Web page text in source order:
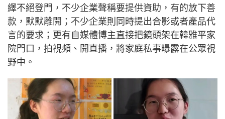
繹不絕登門，不少企業聲稱要提供資助，有的放下善
款，默默離開；不少企業則同時提出合影或者產品代
言的要求；更有自媒體博主直接把鏡頭架在韓雅平家
院門口，拍視頻、開直播，將家庭私事曝露在公眾視
野中。